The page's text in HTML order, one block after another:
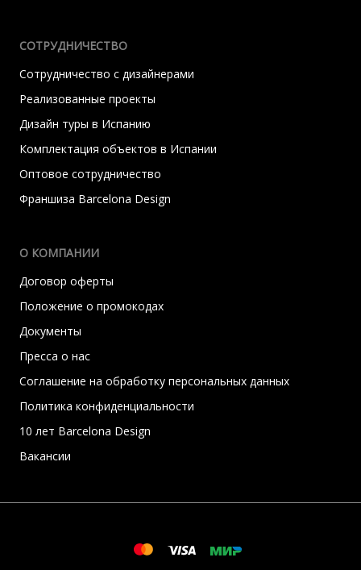
СОТРУДНИЧЕСТВО
Сотрудничество с дизайнерами
Реализованные проекты
Дизайн туры в Испанию
Комплектация объектов в Испании
Оптовое сотрудничество
Франшиза Barcelona Design
О КОМПАНИИ
Договор оферты
Положение о промокодах
Документы
Пресса о нас
Соглашение на обработку персональных данных
Политика конфиденциальности
10 лет Barcelona Design
Вакансии